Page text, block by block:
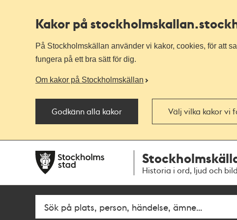
Kakor på stockholmskallan
På Stockholmskällan använder vi kakor, cookies, för att
fungera på ett bra sätt för dig.
Om kakor på Stockholmskällan
Godkänn alla kakor Välj vilka kakor vi
navigationen
huvudinnehållet
Historia i ord, ljud och bild
Fritextsök